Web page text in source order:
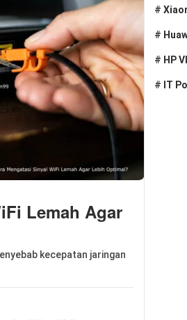
Lemah Agar
kecepatan jaringan
#
#
# HP
# IT